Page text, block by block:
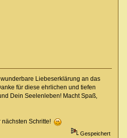
Liebeserklärung an das
für diese ehrlichen und tiefen
Dein Seelenleben! Macht Spaß,
Schritte!
Gespeichert